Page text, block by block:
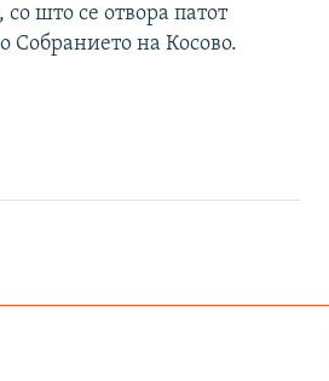
што се отвора патот
Собранието на Косово.